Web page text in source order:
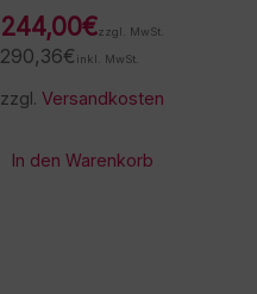
244,00€zzgl. MwSt.
290,36€ inkl. MwSt.
zzgl.Versandkosten
In den Warenkorb